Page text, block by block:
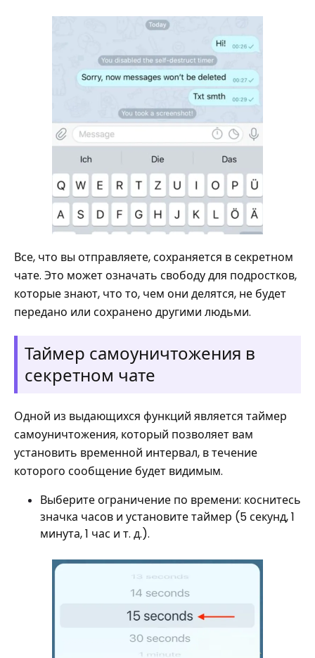
Все, что вы отправляете, сохраняется в секретном
чате. Это может означать свободу для подростков,
которые знают, что то, чем они делятся, не будет
передано или сохранено другими людьми.
Таймер самоуничтожения в
секретном чате
Одной из выдающихся функций является таймер
самоуничтожения, который позволяет вам
установить временной интервал, в течение
которого сообщение будет видимым.
Выберите ограничение по времени: коснитесь
значка часов и установите таймер (5 секунд, 1
минута, 1 час и т. д.).